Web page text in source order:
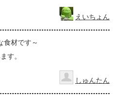
えいちょん
食材です～
す。
しゅんたん